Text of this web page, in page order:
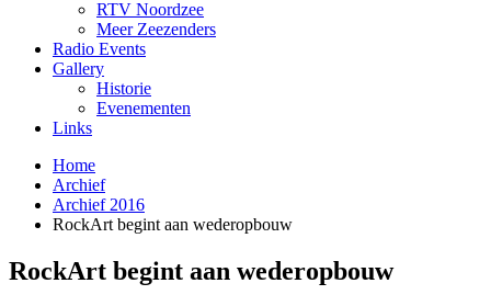
RTV Noordzee
Meer Zeezenders
Radio Events
Gallery
Historie
Evenementen
Links
Home
Archief
Archief 2016
RockArt begint aan wederopbouw
RockArt begint aan wederopbouw